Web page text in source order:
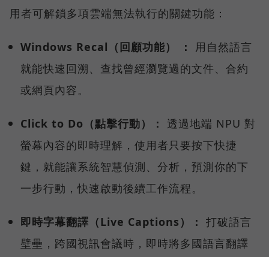
用者可解鎖多項雲端無法執行的關鍵功能：
Windows Recal（回顧功能） ：
用自然語言
就能快速回溯、查找曾經瀏覽過的文件、合約
或網頁內容。
Click to Do（點擊行動）： 透過地端 NPU 對
螢幕內容的即時理解，使用者只要按下快捷
鍵，就能讓系統智慧偵測、分析，預測你的下
一步行動，快速啟動後續工作流程。
即時字幕翻譯（Live Captions）： 打破語言
壁壘，跨國視訊會議時，即時將多國語言翻譯